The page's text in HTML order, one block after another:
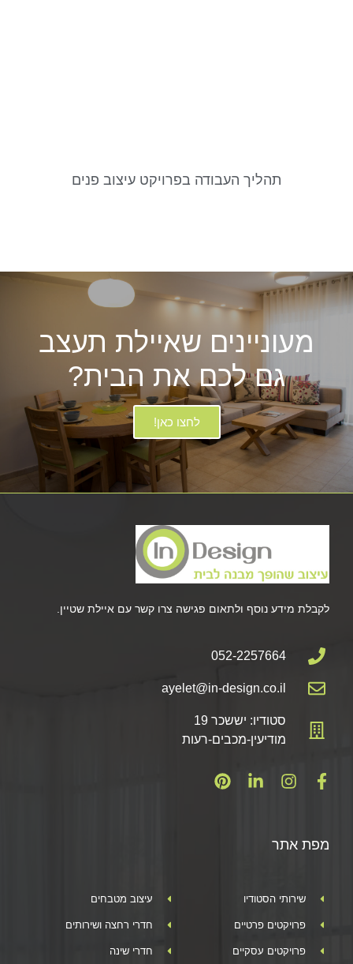
תהליך העבודה בפרויקט עיצוב פנים
מעוניינים שאיילת תעצב
גם לכם את הבית?
לחצו כאן!
לקבלת מידע נוסף ולתאום פגישה צרו קשר עם איילת שטיין.
052-2257664
ayelet@in-design.co.il
סטודיו: יששכר 19
מודיעין-מכבים-רעות
מפת אתר
שירותי הסטודיו
פרויקטים פרטיים
פרויקטים עסקיים
עיצוב מטבחים
חדרי רחצה ושירותים
חדרי שינה